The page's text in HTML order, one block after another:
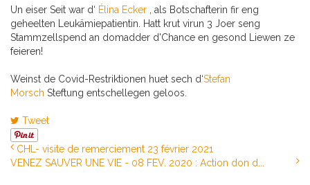
Un eiser Seit war d‘ Élina Ecker
, als Botschafterin fir eng
geheelten Leukämiepatientin. Hatt krut virun 3 Joer seng
Stammzellspend an domadder d'Chance en gesond Liewen ze
feieren!
Weinst de Covid-Restriktionen huet sech d‘Stefan
Morsch Steftung entschellegen geloos.
Tweet
CHL- visite de remerciement 23 février 2021
VENEZ SAUVER UNE VIE - 08 FEV. 2020 : Action don d...